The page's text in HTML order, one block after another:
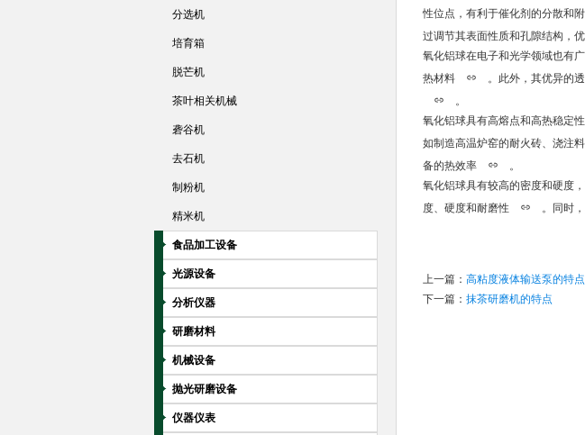
性位点，有利于催化剂的分散和
过调节其表面性质和孔隙结构，
氧化铝球在电子和光学领域也有
热材料
。此外，其优异的
。
氧化铝球具有高熔点和高热稳定
如制造高温炉窑的耐火砖、浇注
备的热效率
。
氧化铝球具有较高的密度和硬度
度、硬度和耐磨性
。同时
上一篇： 高粘度液体输送泵的特点
下一篇： 抹茶研磨机的特点
分选机
培育箱
脱芒机
茶叶相关机械
砻谷机
去石机
制粉机
精米机
食品加工设备
光源设备
分析仪器
研磨材料
机械设备
抛光研磨设备
仪器仪表